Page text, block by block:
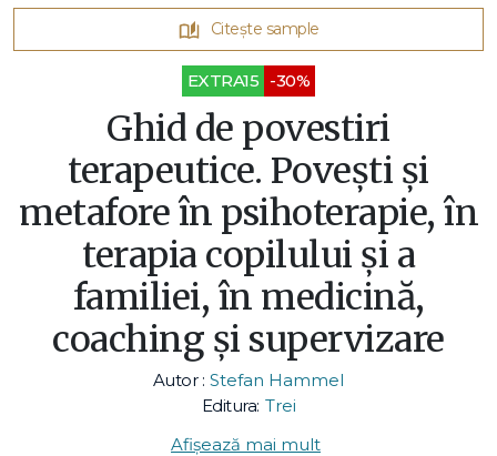
Citește sample
EXTRA15 -30%
Ghid de povestiri
terapeutice. Povești și
metafore în psihoterapie, în
terapia copilului și a
familiei, în medicină,
coaching și supervizare
Autor : Stefan Hammel
Editura: Trei
Afișează mai mult